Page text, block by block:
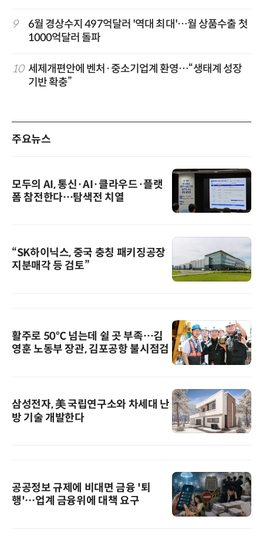
9
6월 경상수지 497억달러 '역대 최대'…월 상품수출 첫
1000억달러 돌파
10 세제개편안에 벤처·중소기업계 환영…“생태계 성장
기반 확충”
주요뉴스
모두의 AI, 통신·AI·클라우드·플랫
폼 참전한다…탐색전 치열
“SK하이닉스, 중국 충칭 패키징공장
지분매각 등 검토”
활주로 50℃ 넘는데 쉴 곳 부족…김
영훈 노동부 장관, 김포공항 불시점검
삼성전자, 美 국립연구소와 차세대 난
방 기술 개발한다
공공정보 규제에 비대면 금융 '퇴
행'…업계 금융위에 대책 요구